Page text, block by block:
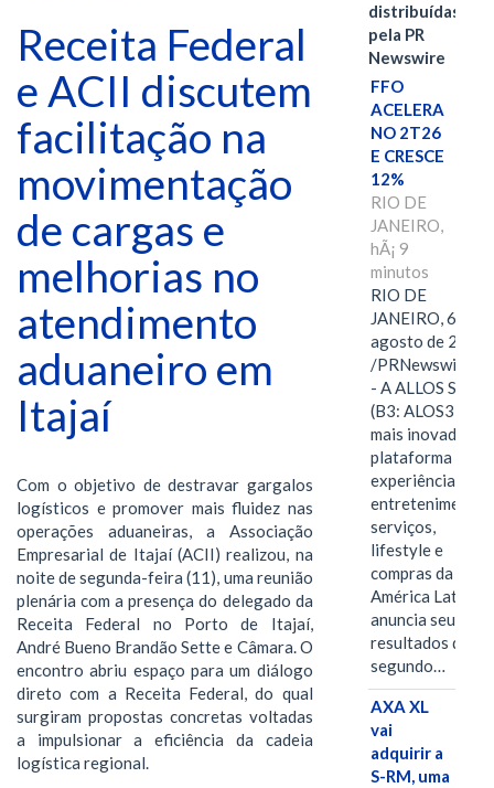
Receita Federal
e ACII discutem
facilitação na
movimentação
de cargas e
melhorias no
atendimento
aduaneiro em
Itajaí
Com o objetivo de destravar gargalos
logísticos e promover mais fluidez nas
operações aduaneiras, a Associação
Empresarial de Itajaí (ACII) realizou, na
noite de segunda-feira (11), uma reunião
plenária com a presença do delegado da
Receita Federal no Porto de Itajaí,
André Bueno Brandão Sette e Câmara. O
encontro abriu espaço para um diálogo
direto com a Receita Federal, do qual
surgiram propostas concretas voltadas
a impulsionar a eficiência da cadeia
logística regional.
distribuídas
pela PR
Newswire
FFO
ACELERA
NO 2T26
E CRESCE
12%
RIO DE
JANEIRO,
hÃ¡ 9
minutos
RIO DE
JANEIRO, 6 de
agosto de 2026
/PRNewswire/ -
- A ALLOS S.A.
(B3: ALOS3), a
mais inovadora
plataforma de
experiências,
entretenimento,
serviços,
lifestyle e
compras da
América Latina
anuncia seus
resultados do
segundo…
AXA XL
vai
adquirir a
S-RM, uma